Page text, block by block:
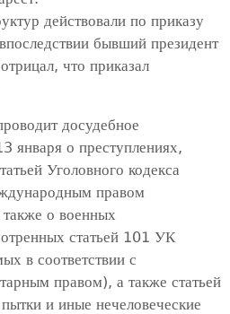
действовали по приказу
бывший президент
что приказал
досудебное
января о преступлениях,
Уголовного кодекса
правом
о военных
статьей 101 УК
в соответствии с
правом), а также статьей
и иные нечеловеческие